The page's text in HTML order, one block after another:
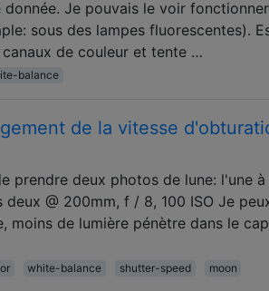
donnée. Je pouvais le voir
sous des lampes fluorescentes).
de couleur et tente …
balance
de la vitesse
prendre deux photos de lune: l'une
deux @ 200mm, f / 8, 100 ISO Je
moins de lumière pénètre dans le
white-balance shutter-speed moon